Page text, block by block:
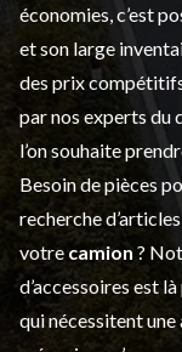
économies, c’est
et son large
des prix
par nos experts du
l’on souhaite
Besoin de pièces
recherche
votre camion ?
d’accessoiresest là
qui nécessitent